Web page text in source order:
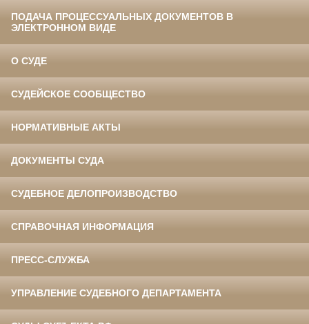
ПОДАЧА ПРОЦЕССУАЛЬНЫХ ДОКУМЕНТОВ В
ЭЛЕКТРОННОМ ВИДЕ
О СУДЕ
СУДЕЙСКОЕ СООБЩЕСТВО
НОРМАТИВНЫЕ АКТЫ
ДОКУМЕНТЫ СУДА
СУДЕБНОЕ ДЕЛОПРОИЗВОДСТВО
СПРАВОЧНАЯ ИНФОРМАЦИЯ
ПРЕСС-СЛУЖБА
УПРАВЛЕНИЕ СУДЕБНОГО ДЕПАРТАМЕНТА